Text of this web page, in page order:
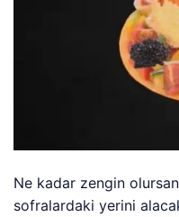
Ne kadar zengin
sofralardaki yerini